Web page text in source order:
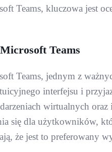
Teams, kluczowa jest
Teams
Teams, jednym z
interfejsu i
wirtualnych
się dla użytkowników,
że jest to preferowany